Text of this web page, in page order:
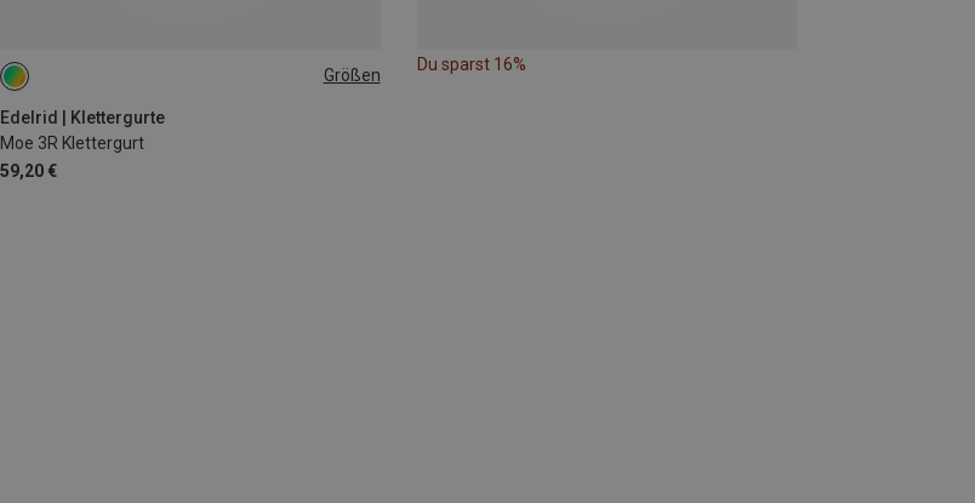
Größen
Edelrid | Klettergurte
Moe 3R Klettergurt
59,20 €
L | 82-97CM
Du sparst 16%